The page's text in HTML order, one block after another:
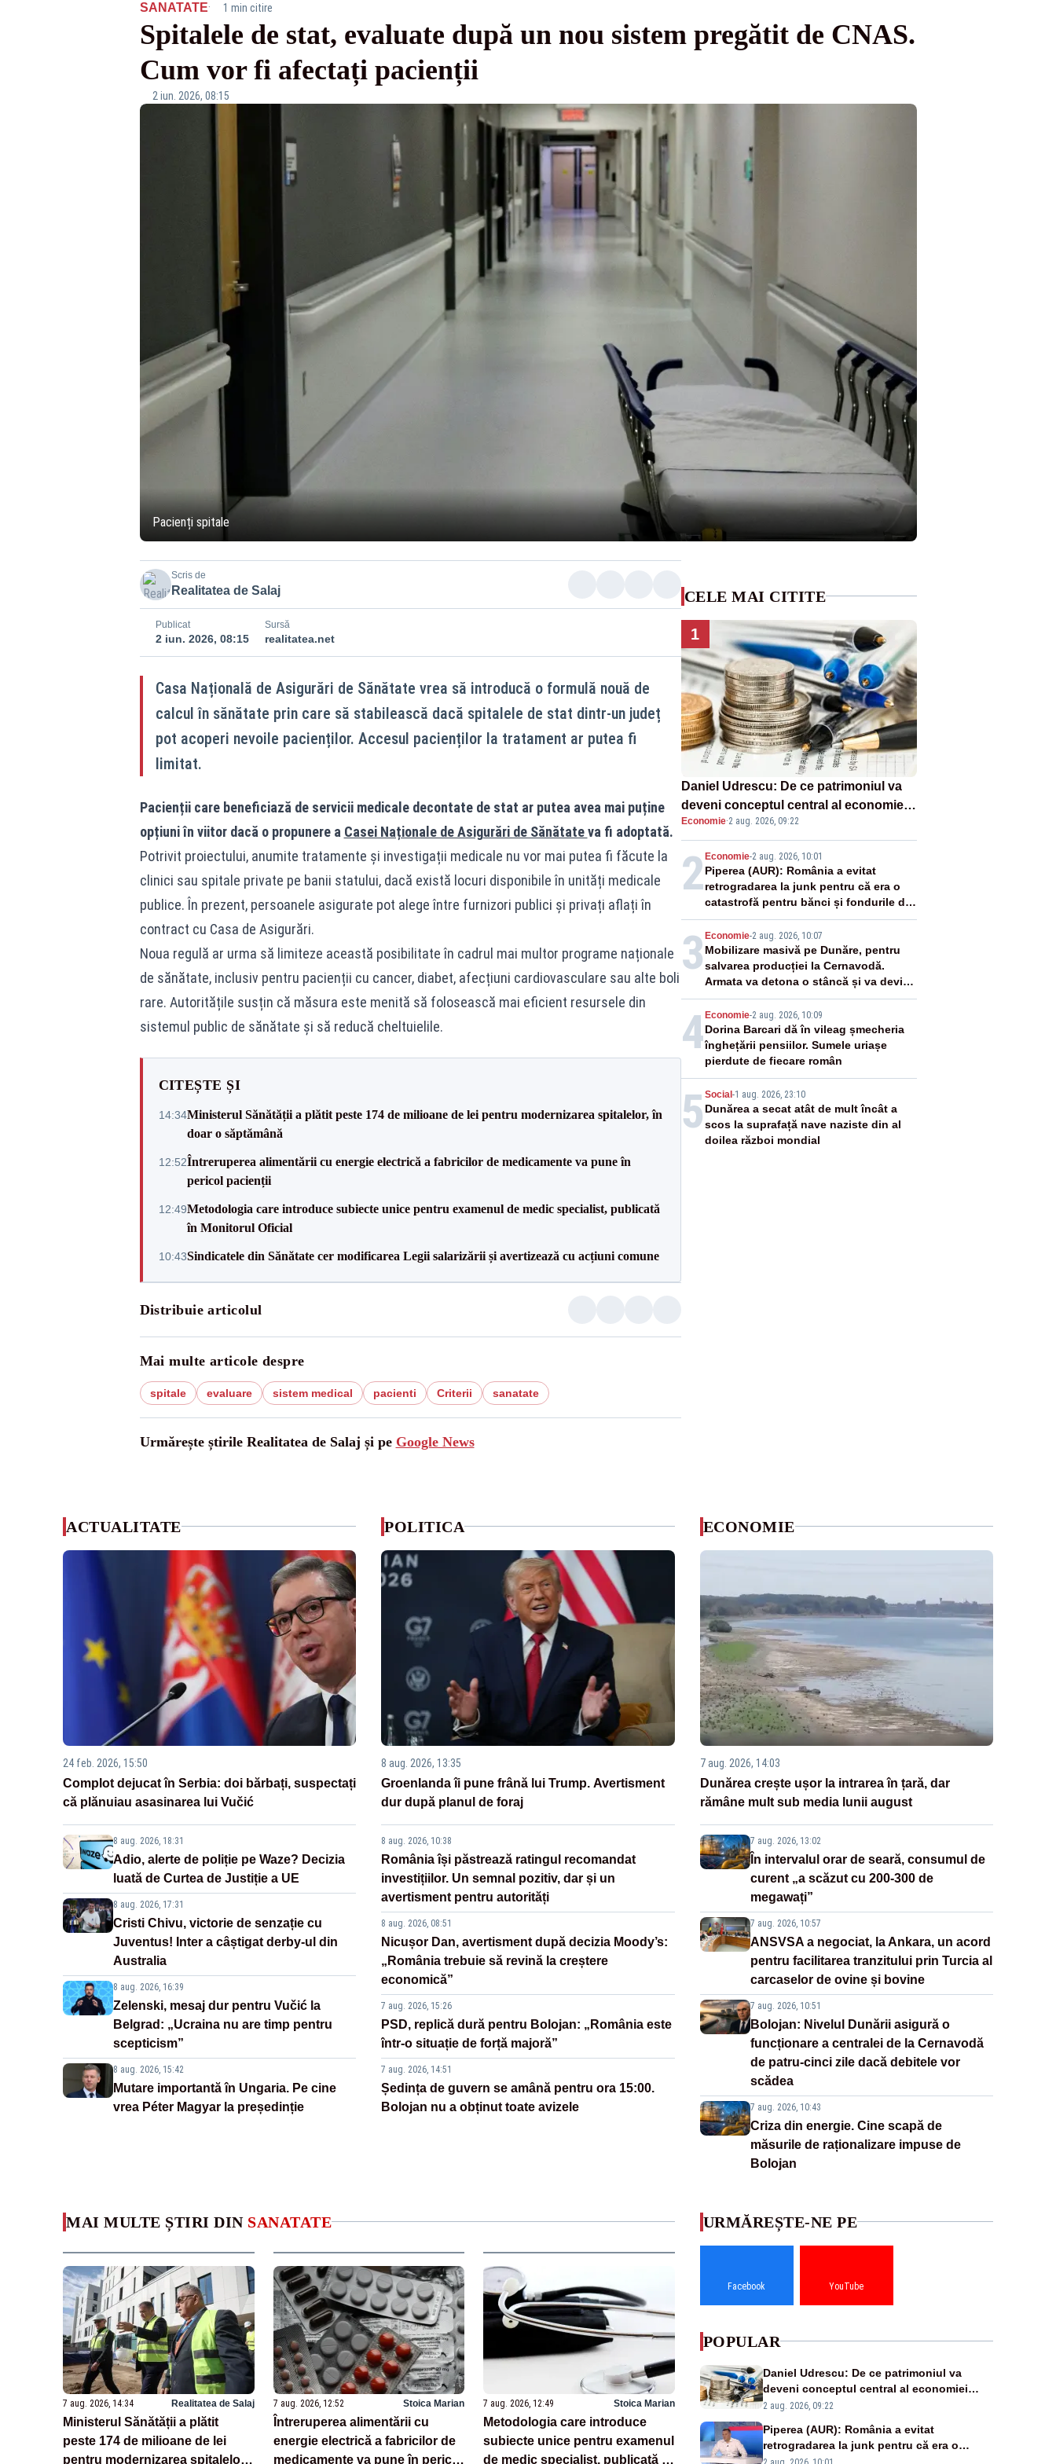
SANATATE· 1 min citire
Spitalele de stat, evaluate după un nou sistem pregătit de CNAS.
Cum vor fi afectați pacienții
2 iun. 2026, 08:15
Pacienți spitale
Scris de
Realitatea de Salaj
Publicat
2 iun. 2026, 08:15
Sursă
realitatea.net
Casa Națională de Asigurări de Sănătate vrea să introducă o formulă nouă de
calcul în sănătate prin care să stabilească dacă spitalele de stat dintr-un județ
pot acoperi nevoile pacienților. Accesul pacienților la tratament ar putea fi
limitat.
Pacienții care beneficiază de servicii medicale decontate de stat ar putea avea mai puține
opțiuni în viitor dacă o propunere a Casei Naționale de Asigurări de Sănătateva fi adoptată.
Potrivit proiectului, anumite tratamente și investigații medicale nu vor mai putea fi făcute la
clinici sau spitale private pe banii statului, dacă există locuri disponibile în unități medicale
publice. În prezent, persoanele asigurate pot alege între furnizori publici și privați aflați în
contract cu Casa de Asigurări.
Noua regulă ar urma să limiteze această posibilitate în cadrul mai multor programe naționale
de sănătate, inclusiv pentru pacienții cu cancer, diabet, afecțiuni cardiovasculare sau alte boli
rare. Autoritățile susțin că măsura este menită să folosească mai eficient resursele din
sistemul public de sănătate și să reducă cheltuielile.
CITEȘTE ȘI
14:34Ministerul Sănătății a plătit peste 174 de milioane de lei pentru modernizarea spitalelor, în
doar o săptămână
12:52Întreruperea alimentării cu energie electrică a fabricilor de medicamente va pune în
pericol pacienții
12:49Metodologia care introduce subiecte unice pentru examenul de medic specialist, publicată
în Monitorul Oficial
10:43Sindicatele din Sănătate cer modificarea Legii salarizării și avertizează cu acțiuni comune
Distribuie articolul
Mai multe articole despre
spitale evaluare sistem medical pacienti Criterii sanatate
Urmărește știrile Realitatea de Salaj și pe Google News
CELE MAI CITITE
1
Daniel Udrescu: De ce patrimoniul va
deveni conceptul central al economiei
viitoare?
Economie·2 aug. 2026, 09:22
2Economie-2 aug. 2026, 10:01
Piperea (AUR): România a evitat
retrogradarea la junk pentru că era o
catastrofă pentru bănci și fondurile de
pensii
3 Economie-2 aug. 2026, 10:07
Mobilizare masivă pe Dunăre, pentru
salvarea producției la Cernavodă.
Armata va detona o stâncă și va devia
apa fluviului - IMAGINI AERIENE
4Economie-2 aug. 2026, 10:09
Dorina Barcari dă în vileag șmecheria
înghețării pensiilor. Sumele uriașe
pierdute de fiecare român
5 Social-1 aug. 2026, 23:10
Dunărea a secat atât de mult încât a
scos la suprafață nave naziste din al
doilea război mondial
ACTUALITATE
24 feb. 2026, 15:50
Complot dejucat în Serbia: doi bărbați, suspectați
că plănuiau asasinarea lui Vučić
8 aug. 2026, 18:31
Adio, alerte de poliție pe Waze? Decizia
luată de Curtea de Justiție a UE
8 aug. 2026, 17:31
Cristi Chivu, victorie de senzație cu
Juventus! Inter a câștigat derby-ul din
Australia
8 aug. 2026, 16:39
Zelenski, mesaj dur pentru Vučić la
Belgrad: „Ucraina nu are timp pentru
scepticism”
8 aug. 2026, 15:42
Mutare importantă în Ungaria. Pe cine
vrea Péter Magyar la președinție
POLITICA
8 aug. 2026, 13:35
Groenlanda îi pune frână lui Trump. Avertisment
dur după planul de foraj
8 aug. 2026, 10:38
România își păstrează ratingul recomandat
investițiilor. Un semnal pozitiv, dar și un
avertisment pentru autorități
8 aug. 2026, 08:51
Nicușor Dan, avertisment după decizia Moody’s:
„România trebuie să revină la creștere
economică”
7 aug. 2026, 15:26
PSD, replică dură pentru Bolojan: „România este
într-o situație de forță majoră”
7 aug. 2026, 14:51
Ședința de guvern se amână pentru ora 15:00.
Bolojan nu a obținut toate avizele
ECONOMIE
7 aug. 2026, 14:03
Dunărea crește ușor la intrarea în țară, dar
rămâne mult sub media lunii august
7 aug. 2026, 13:02
În intervalul orar de seară, consumul de
curent „a scăzut cu 200-300 de
megawați”
7 aug. 2026, 10:57
ANSVSA a negociat, la Ankara, un acord
pentru facilitarea tranzitului prin Turcia al
carcaselor de ovine și bovine
7 aug. 2026, 10:51
Bolojan: Nivelul Dunării asigură o
funcționare a centralei de la Cernavodă
de patru-cinci zile dacă debitele vor
scădea
7 aug. 2026, 10:43
Criza din energie. Cine scapă de
măsurile de raționalizare impuse de
Bolojan
MAI MULTE ȘTIRI DIN SANATATE
7 aug. 2026, 14:34 Realitatea de Salaj
Ministerul Sănătății a plătit
peste 174 de milioane de lei
pentru modernizarea spitalelor,
7 aug. 2026, 12:52 Stoica Marian
Întreruperea alimentării cu
energie electrică a fabricilor de
medicamente va pune în pericol
7 aug. 2026, 12:49 Stoica Marian
Metodologia care introduce
subiecte unice pentru examenul
de medic specialist, publicată în
URMĂREȘTE-NE PE
Facebook YouTube
POPULAR
Daniel Udrescu: De ce patrimoniul va
deveni conceptul central al economiei
viitoare?
2 aug. 2026, 09:22
Piperea (AUR): România a evitat
retrogradarea la junk pentru că era o
catastrofă pentru bănci și fondurile de